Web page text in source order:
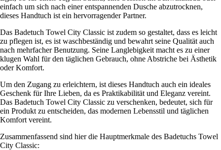
einfach um sich nach einer entspannenden Dusche abzutrocknen,
dieses Handtuch ist ein hervorragender Partner.
Das Badetuch Towel City Classic ist zudem so gestaltet, dass es leicht
zu pflegen ist, es ist waschbeständig und bewahrt seine Qualität auch
nach mehrfacher Benutzung. Seine Langlebigkeit macht es zu einer
klugen Wahl für den täglichen Gebrauch, ohne Abstriche bei Ästhetik
oder Komfort.
Um den Zugang zu erleichtern, ist dieses Handtuch auch ein ideales
Geschenk für Ihre Lieben, da es Praktikabilität und Eleganz vereint.
Das Badetuch Towel City Classic zu verschenken, bedeutet, sich für
ein Produkt zu entscheiden, das modernen Lebensstil und täglichen
Komfort vereint.
Zusammenfassend sind hier die Hauptmerkmale des Badetuchs Towel
City Classic: